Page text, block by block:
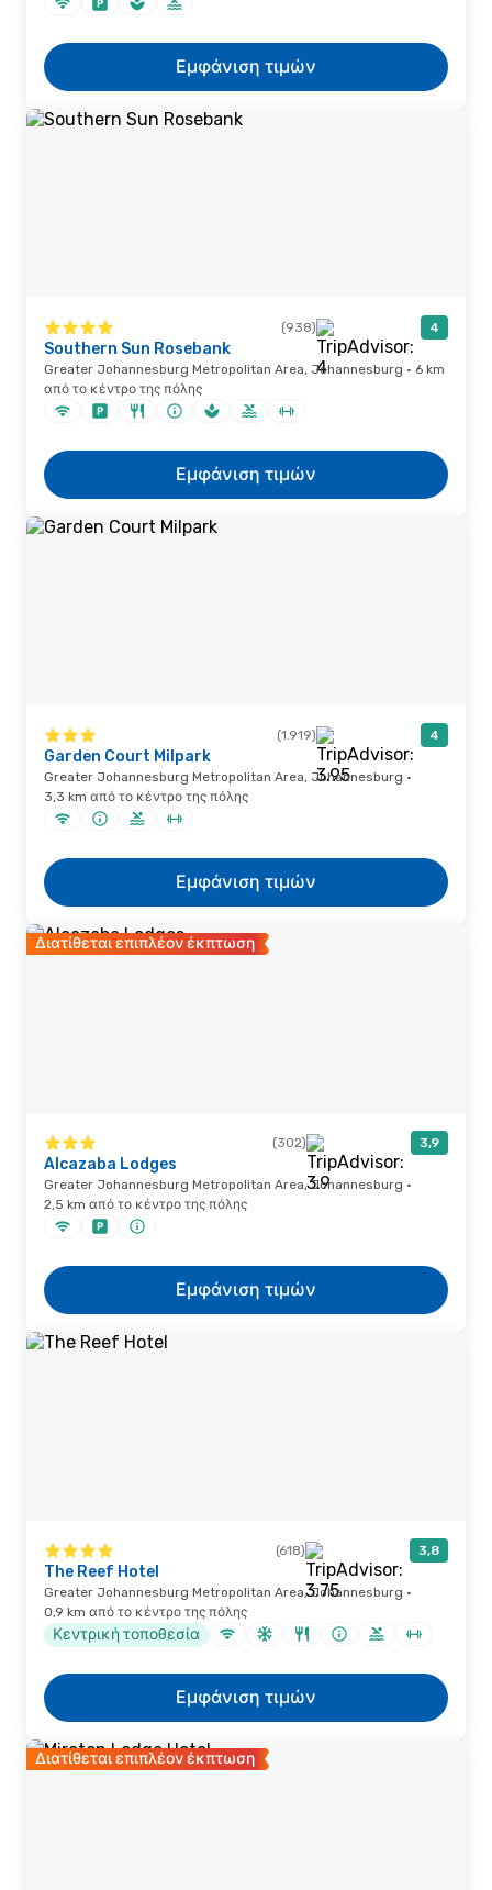
Εμφάνιση τιμών
(938) 4
Southern Sun Rosebank
Greater Johannesburg Metropolitan Area, Johannesburg · 6 km
από το κέντρο της πόλης
Εμφάνιση τιμών
(1.919) 4
Garden Court Milpark
Greater Johannesburg Metropolitan Area, Johannesburg ·
3,3 km από το κέντρο της πόλης
Εμφάνιση τιμών
Διατίθεται επιπλέον έκπτωση
(302) 3,9
Alcazaba Lodges
Greater Johannesburg Metropolitan Area, Johannesburg ·
2,5 km από το κέντρο της πόλης
Εμφάνιση τιμών
(618) 3,8
The Reef Hotel
Greater Johannesburg Metropolitan Area, Johannesburg ·
0,9 km από το κέντρο της πόλης
Κεντρική τοποθεσία
Εμφάνιση τιμών
Διατίθεται επιπλέον έκπτωση